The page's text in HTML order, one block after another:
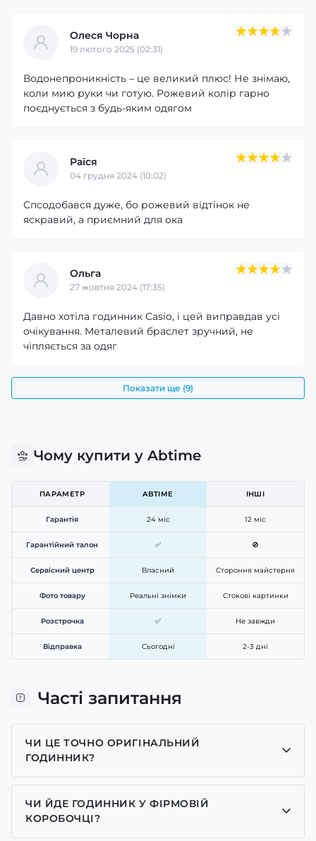
Олеся Чорна
19 лютого 2025 (02:31)
Водонепроникність – це великий плюс! Не знімаю,
коли мию руки чи готую. Рожевий колір гарно
поєднується з будь-яким одягом
Раїся
04 грудня 2024 (10:02)
Спсодобався дуже, бо рожевий відтінок не
яскравий, а приємний для ока
Ольга
27 жовтня 2024 (17:35)
Давно хотіла годинник Casio, і цей виправдав усі
очікування. Металевий браслет зручний, не
чіпляється за одяг
Показати ще (9)
Чому купити у Abtime
ПАРАМЕТР ABTIME ІНШІ
Гарантія 24 міс 12 міс
Гарантійний талон ✅ 🚫
Сервісний центр Власний Стороння майстерня
Фото товару Реальні знімки Стокові картинки
Розстрочка ✅ Не завжди
Відправка Сьогодні 2-3 дні
Часті запитання
ЧИ ЦЕ ТОЧНО ОРИГІНАЛЬНИЙ
ГОДИННИК?
Так, усі годинники у нас лише оригінальні, ми є
представником багатьох брендів.
ЧИ ЙДЕ ГОДИННИК У ФІРМОВІЙ
КОРОБОЧЦІ?